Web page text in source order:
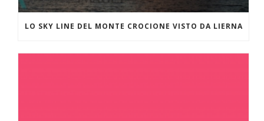
LO SKY LINE DEL MONTE CROCIONE VISTO DA LIERNA